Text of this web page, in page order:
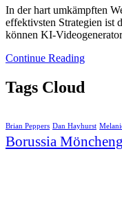
In der hart umkämpften
effektivsten Strategien ist
können KI-
Continue Reading
Tags Cloud
Brian Peppers Dan Hayhurst
Borussia